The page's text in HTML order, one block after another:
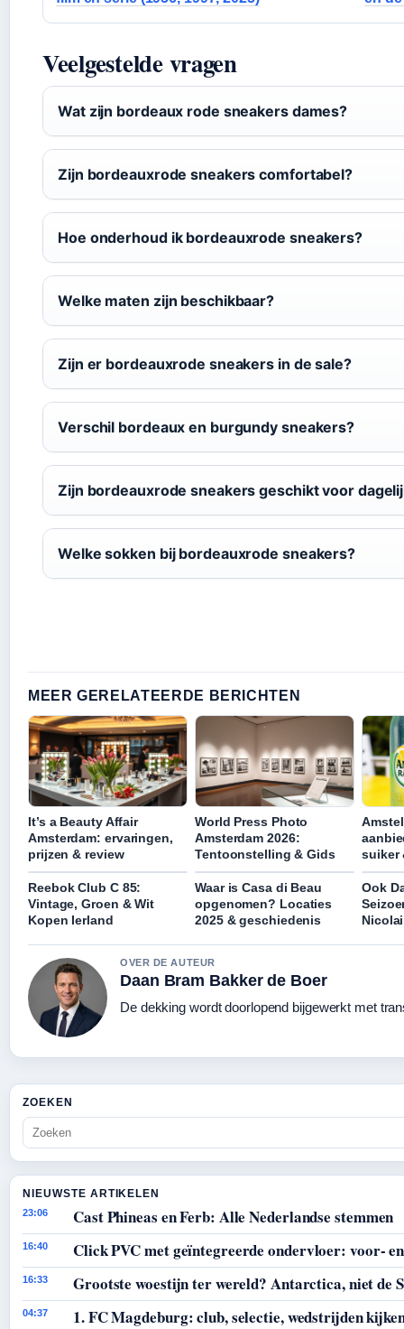
Veelgestelde vragen
Wat zijn bordeaux rode sneakers dames?
Zijn bordeauxrode sneakers comfortabel?
Hoe onderhoud ik bordeauxrode sneakers?
Welke maten zijn beschikbaar?
Zijn er bordeauxrode sneakers in de sale?
Verschil bordeaux en burgundy sneakers?
Zijn bordeauxrode sneakers geschikt voor
Welke sokken bij bordeauxrode sneakers?
MEER GERELATEERDE BERICHTEN
It’s a Beauty Affair
Amsterdam: ervaringen,
prijzen & review
World Press Photo
Amsterdam 2026:
Tentoonstelling & Gids
suiker
Reebok Club C 85:
Vintage, Groen & Wit
Kopen Ierland
Waar is Casa di Beau
opgenomen? Locaties
2025 & geschiedenis
Ook
OVER DE AUTEUR
Daan Bram Bakker de Boer
De dekking wordt doorlopend bijgewerkt met
ZOEKEN
NIEUWSTE ARTIKELEN
23:06 Cast Phineas en Ferb: Alle Nederlandse stemmen
16:40 Click PVC met geïntegreerde ondervloer: voor-
16:33 Grootste woestijn ter wereld? Antarctica, niet de
04:37 1. FC Magdeburg: club, selectie, wedstrijden